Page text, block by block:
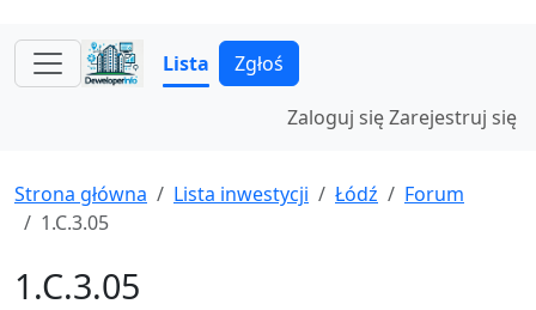
Lista Zgłoś
Zaloguj sięZarejestruj się
Strona główna Lista inwestycji Łódź
Forum
1.C.3.05
1.C.3.05